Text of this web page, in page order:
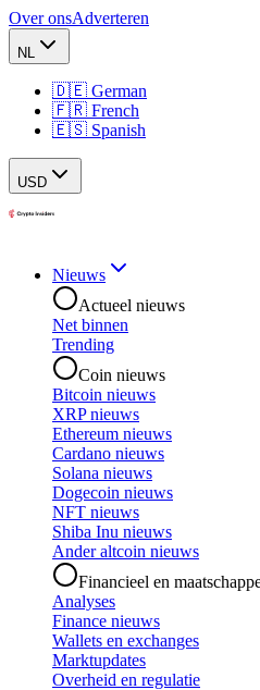
Over onsAdverteren
NL
🇩🇪 German
🇫🇷 French
🇪🇸 Spanish
USD
Nieuws
Actueel nieuws
Net binnen
Trending
Coin nieuws
Bitcoin nieuws
XRP nieuws
Ethereum nieuws
Cardano nieuws
Solana nieuws
Dogecoin nieuws
NFT nieuws
Shiba Inu nieuws
Ander altcoin nieuws
Financieel en
Analyses
Finance nieuws
Wallets en exchanges
Marktupdates
Overheid en regulatie